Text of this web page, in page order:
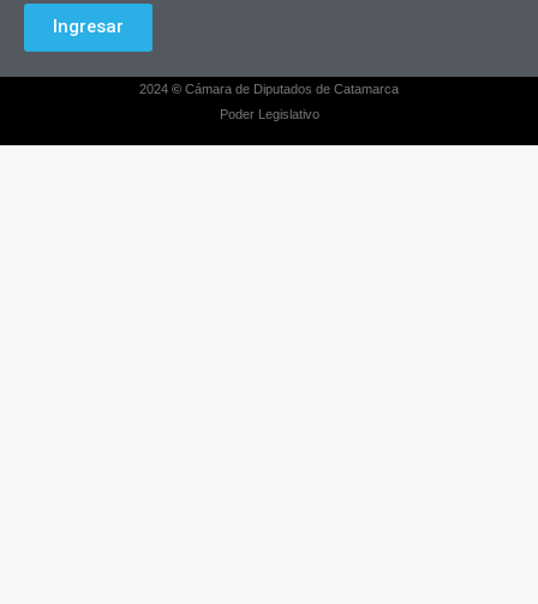
Ingresar
2024 © Cámara de Diputados de Catamarca
Poder Legislativo